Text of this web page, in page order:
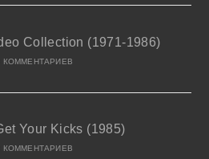
Collection (1971-1986)
КОММЕНТАРИЕВ
Your Kicks (1985)
КОММЕНТАРИЕВ